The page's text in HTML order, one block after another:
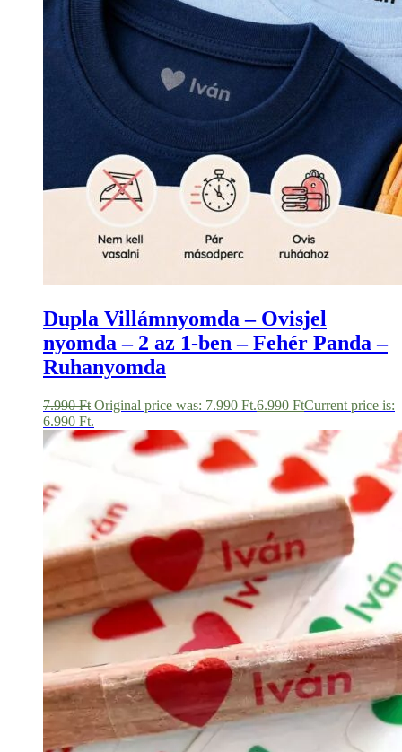
Dupla Villámnyomda – Ovisjel
nyomda – 2 az 1-ben – Fehér Panda –
Ruhanyomda
7.990Ft Original price was: 7.990 Ft.6.990 FtCurrent price is:
6.990 Ft.